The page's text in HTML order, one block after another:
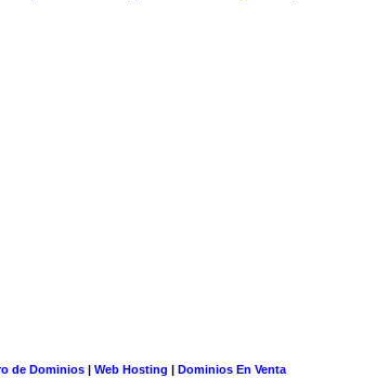
de Dominios| Web Hosting | Dominios En Venta